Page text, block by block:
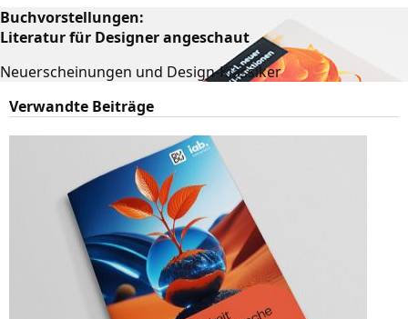
Buchvorstellungen:
Literatur für Designer angeschaut
Neuerscheinungen und Design-Klassiker
Verwandte Beiträge